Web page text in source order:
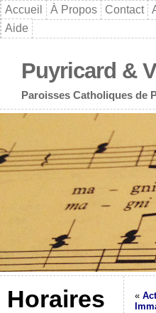
Accueil À Propos Contact
Aide
Puyricard &
Paroisses Catholiques de
Horaires
«